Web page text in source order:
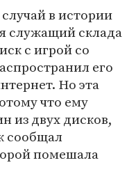
в истории
служащий склада
с игрой со
его
Но эта
что ему
из двух дисков,
сообщал
помешала